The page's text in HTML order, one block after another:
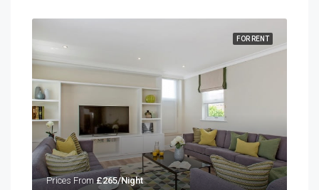
FOR RENT
Prices From £265/Night